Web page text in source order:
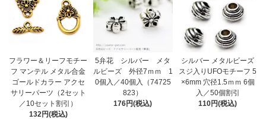
フラワー＆リーフモチー
フ マンテル メタル合金
ゴールドカラー アクセ
サリーパーツ（2セット
／10セット割引）
132円(税込)
5弁花 シルバー メタ
ルビーズ 外径7ｍｍ 1
0個入／40個入（74725
823）
176円(税込)
シルバー メタルビーズ
スジ入りUFOモチーフ 5
×6mm 穴径1.5ｍｍ 6個
入／50個割引
110円(税込)